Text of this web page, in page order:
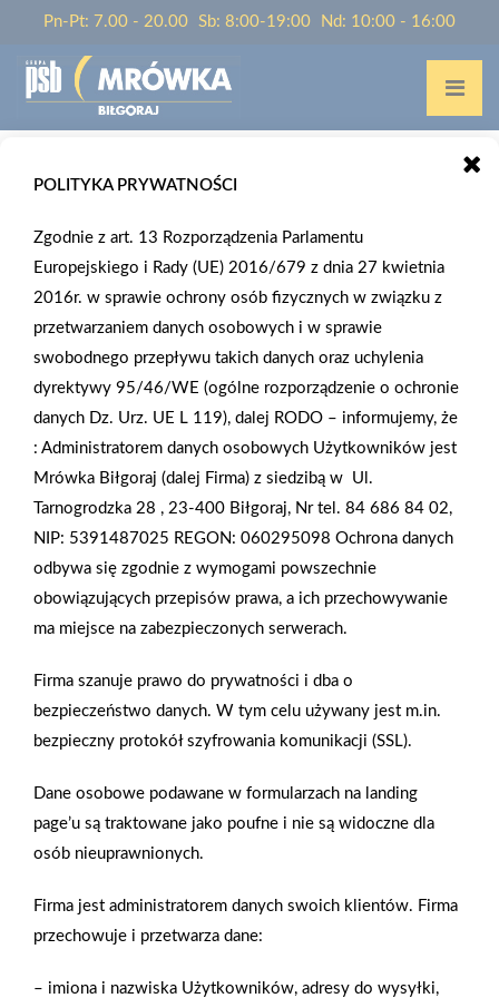
Pn-Pt: 7.00 - 20.00 Sb: 8:00-19:00 Nd: 10:00 - 16:00
O NAS
PSB Mrówka to nowoczesny samoobsługowy sklep sektora
„dom i ogród”. W asortymencie PSB Mrówka znajdują się
materiały budowlane, artykuły wykończeniowe i dekoracyjne,
wyposażenie łazienek i kuchni, elektronarzędzia, a także
artykuły związane z ogrodem i otoczeniem domu.
Zapraszamy na udane zakupy do PSB Mrówka!
naszych produktów
ratalnym
Oferujemy zakupy
telefoniczne
Zakupy
POLITYKA PRYWATNOŚCI
Zgodnie z art. 13 Rozporządzenia Parlamentu
Europejskiego i Rady (UE) 2016/679 z dnia 27 kwietnia
2016r. w sprawie ochrony osób fizycznych w związku z
przetwarzaniem danych osobowych i w sprawie
swobodnego przepływu takich danych oraz uchylenia
dyrektywy 95/46/WE (ogólne rozporządzenie o ochronie
danych Dz. Urz. UE L 119), dalej RODO – informujemy, że
: Administratorem danych osobowych Użytkowników jest
Mrówka Biłgoraj (dalej Firma) z siedzibą w Ul.
Tarnogrodzka 28 , 23-400 Biłgoraj, Nr tel. 84 686 84 02,
NIP: 5391487025 REGON: 060295098 Ochrona danych
odbywa się zgodnie z wymogami powszechnie
obowiązujących przepisów prawa, a ich przechowywanie
ma miejsce na zabezpieczonych serwerach.
Firma szanuje prawo do prywatności i dba o
bezpieczeństwo danych. W tym celu używany jest m.in.
bezpieczny protokół szyfrowania komunikacji (SSL).
Dane osobowe podawane w formularzach na landing
page’u są traktowane jako poufne i nie są widoczne dla
osób nieuprawnionych.
Firma jest administratorem danych swoich klientów. Firma
przechowuje i przetwarza dane:
– imiona i nazwiska Użytkowników, adresy do wysyłki,